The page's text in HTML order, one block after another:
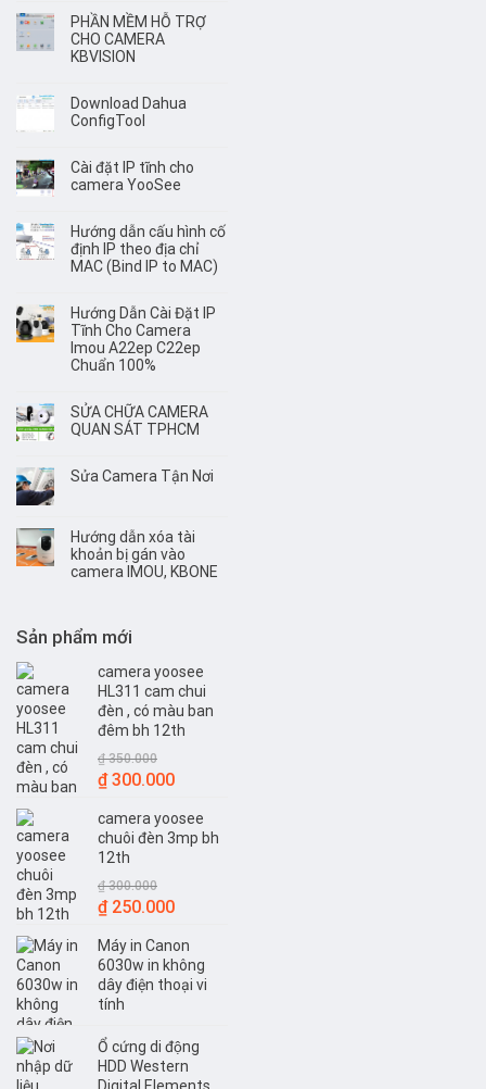
PHẦN MỀM HỖ TRỢ
CHO CAMERA
KBVISION
Download Dahua
ConfigTool
Cài đặt IP tĩnh cho
camera YooSee
Hướng dẫn cấu hình cố
định IP theo địa chỉ
MAC (Bind IP to MAC)
Hướng Dẫn Cài Đặt IP
Tĩnh Cho Camera
Imou A22ep C22ep
Chuẩn 100%
SỬA CHỮA CAMERA
QUAN SÁT TPHCM
Sửa Camera Tận Nơi
Hướng dẫn xóa tài
khoản bị gán vào
camera IMOU, KBONE
Sản phẩm mới
camera yoosee
HL311 cam chui
đèn , có màu ban
đêm bh 12th
₫350.000
Giá
là:
₫ 350.000.
₫300.000Giá
tại
là:
camera yoosee
chuôi đèn 3mp bh
12th
₫300.000
Giá
là:
₫ 300.000.
₫250.000Giá
tại
là:
₫ 250.000.
Máy in Canon
6030w in không
dây điện thoại vi
tính
Ổ cứng di động
HDD Western